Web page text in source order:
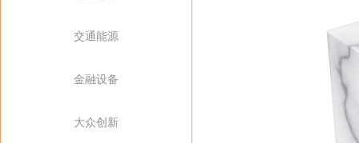
交通能源
金融设备
大众创新